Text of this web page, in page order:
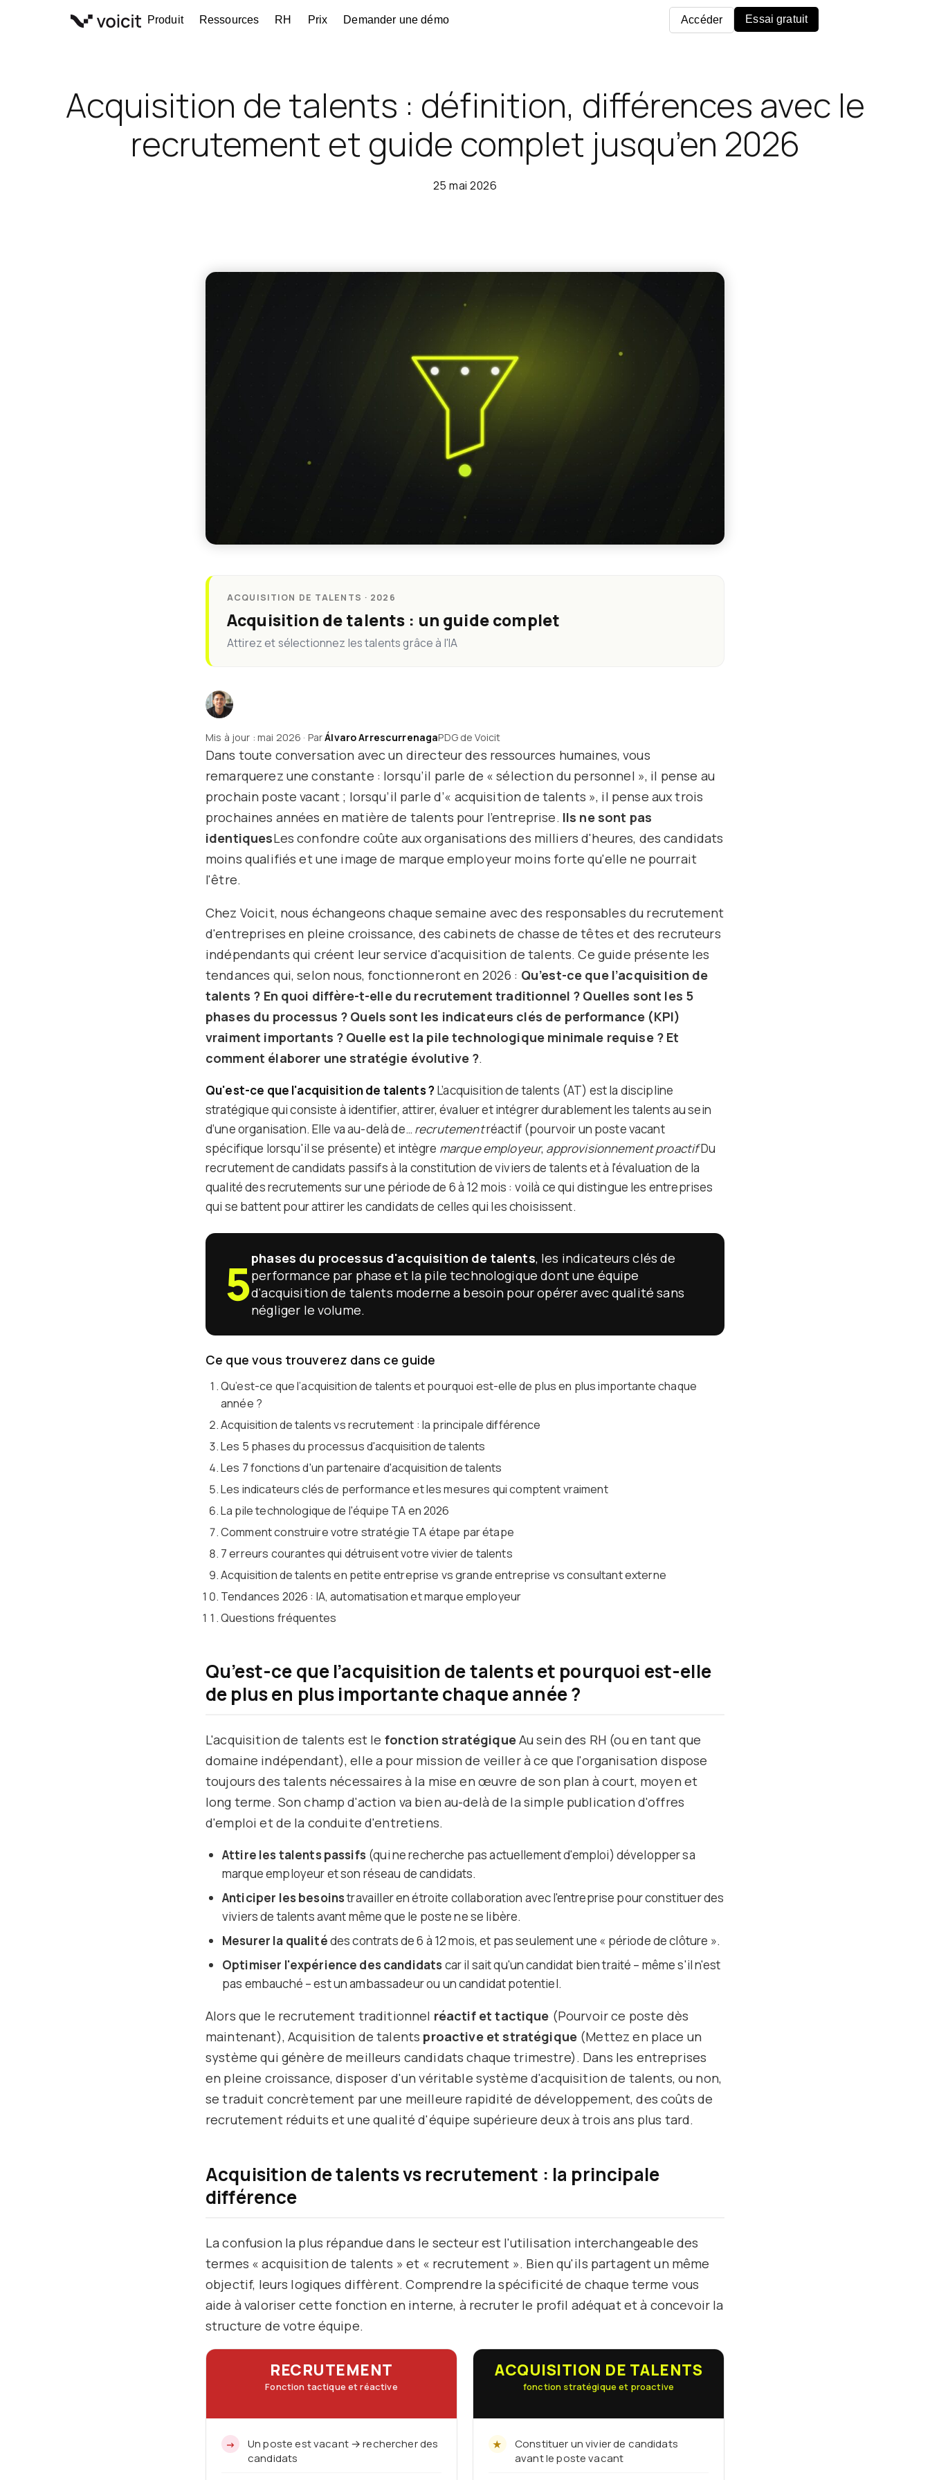
Produit Ressources RH Prix Demander une démo Accéder Essai gratuit
Acquisition de talents : définition, différences avec le
recrutement et guide complet jusqu’en 2026
25 mai 2026
ACQUISITION DE TALENTS · 2026
Acquisition de talents : un guide complet
Attirez et sélectionnez les talents grâce à l'IA
Mis à jour : mai 2026 · ParÁlvaro ArrescurrenagaPDG de Voicit
Dans toute conversation avec un directeur des ressources humaines, vous
remarquerez une constante : lorsqu’il parle de « sélection du personnel », il pense au
prochain poste vacant ; lorsqu’il parle d’« acquisition de talents », il pense aux trois
prochaines années en matière de talents pour l’entreprise. Ils ne sont pas
identiquesLes confondre coûte aux organisations des milliers d'heures, des candidats
moins qualifiés et une image de marque employeur moins forte qu'elle ne pourrait
l'être.
Chez Voicit, nous échangeons chaque semaine avec des responsables du recrutement
d'entreprises en pleine croissance, des cabinets de chasse de têtes et des recruteurs
indépendants qui créent leur service d'acquisition de talents. Ce guide présente les
tendances qui, selon nous, fonctionneront en 2026 : Qu’est-ce que l’acquisition de
talents ? En quoi diffère-t-elle du recrutement traditionnel ? Quelles sont les 5
phases du processus ? Quels sont les indicateurs clés de performance (KPI)
vraiment importants ? Quelle est la pile technologique minimale requise ? Et
comment élaborer une stratégie évolutive ?.
Qu'est-ce que l'acquisition de talents ?L’acquisition de talents (AT) est la discipline
stratégique qui consiste à identifier, attirer, évaluer et intégrer durablement les talents au sein
d’une organisation. Elle va au-delà de… recrutementréactif (pourvoir un poste vacant
spécifique lorsqu'il se présente) et intègre marque employeur, approvisionnement proactifDu
recrutement de candidats passifs à la constitution de viviers de talents et à l'évaluation de la
qualité des recrutements sur une période de 6 à 12 mois : voilà ce qui distingue les entreprises
qui se battent pour attirer les candidats de celles qui les choisissent.
5phases du processus d'acquisition de talents, les indicateurs clés de
performance par phase et la pile technologique dont une équipe
d'acquisition de talents moderne a besoin pour opérer avec qualité sans
négliger le volume.
Ce que vous trouverez dans ce guide
Qu’est-ce que l’acquisition de talents et pourquoi est-elle de plus en plus importante chaque
année ?
Acquisition de talents vs recrutement : la principale différence
Les 5 phases du processus d'acquisition de talents
Les 7 fonctions d'un partenaire d'acquisition de talents
Les indicateurs clés de performance et les mesures qui comptent vraiment
La pile technologique de l'équipe TA en 2026
Comment construire votre stratégie TA étape par étape
7 erreurs courantes qui détruisent votre vivier de talents
Acquisition de talents en petite entreprise vs grande entreprise vs consultant externe
Tendances 2026 : IA, automatisation et marque employeur
Questions fréquentes
Qu’est-ce que l’acquisition de talents et pourquoi est-elle
de plus en plus importante chaque année ?
L'acquisition de talents est le fonction stratégiqueAu sein des RH (ou en tant que
domaine indépendant), elle a pour mission de veiller à ce que l'organisation dispose
toujours des talents nécessaires à la mise en œuvre de son plan à court, moyen et
long terme. Son champ d'action va bien au-delà de la simple publication d'offres
d'emploi et de la conduite d'entretiens.
Attire les talents passifs (qui ne recherche pas actuellement d'emploi) développer sa
marque employeur et son réseau de candidats.
Anticiper les besoinstravailler en étroite collaboration avec l'entreprise pour constituer des
viviers de talents avant même que le poste ne se libère.
Mesurer la qualitédes contrats de 6 à 12 mois, et pas seulement une « période de clôture ».
Optimiser l'expérience des candidats car il sait qu'un candidat bien traité – même s'il n'est
pas embauché – est un ambassadeur ou un candidat potentiel.
Alors que le recrutement traditionnel réactif et tactique (Pourvoir ce poste dès
maintenant), Acquisition de talents proactive et stratégique (Mettez en place un
système qui génère de meilleurs candidats chaque trimestre). Dans les entreprises
en pleine croissance, disposer d'un véritable système d'acquisition de talents, ou non,
se traduit concrètement par une meilleure rapidité de développement, des coûts de
recrutement réduits et une qualité d'équipe supérieure deux à trois ans plus tard.
Acquisition de talents vs recrutement : la principale
différence
La confusion la plus répandue dans le secteur est l'utilisation interchangeable des
termes « acquisition de talents » et « recrutement ». Bien qu'ils partagent un même
objectif, leurs logiques diffèrent. Comprendre la spécificité de chaque terme vous
aide à valoriser cette fonction en interne, à recruter le profil adéquat et à concevoir la
structure de votre équipe.
RECRUTEMENT
Fonction tactique et réactive
Un poste est vacant → rechercher des
candidats
ACQUISITION DE TALENTS
fonction stratégique et proactive
Constituer un vivier de candidats
avant le poste vacant